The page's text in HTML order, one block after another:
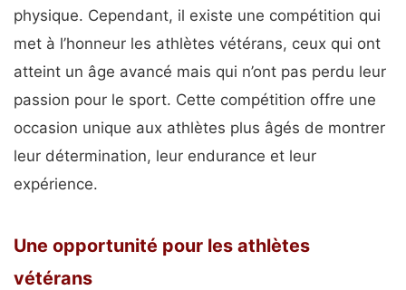
physique. Cependant, il existe une compétition qui
met à l’honneur les athlètes vétérans, ceux qui ont
atteint un âge avancé mais qui n’ont pas perdu leur
passion pour le sport. Cette compétition offre une
occasion unique aux athlètes plus âgés de montrer
leur détermination, leur endurance et leur
expérience.
Une opportunité pour les athlètes
vétérans